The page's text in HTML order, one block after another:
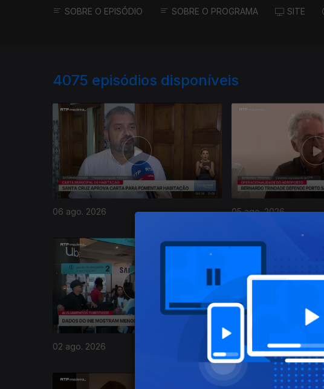
SOBRE O EPISÓDIO SOBRE O PROGRAMA SITE
4075 episódios disponíveis
06 ago. 2026 05 ago. 2026
02 ago. 2026 01 ago. 2026
945071